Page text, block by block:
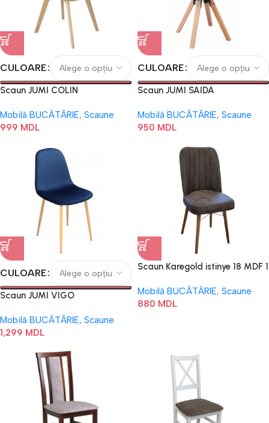
CULOARE
Scaun JUMI COLIN
Mobilă BUCĂTĂRIE, Scaune
999 MDL
CULOARE
Scaun JUMI SAIDA
Mobilă BUCĂTĂRIE, Scaune
950 MDL
CULOARE
Scaun JUMI VIGO
Mobilă BUCĂTĂRIE, Scaune
1,299 MDL
Scaun Karegold istinye 18 MDF 1
Mobilă BUCĂTĂRIE, Scaune
880 MDL